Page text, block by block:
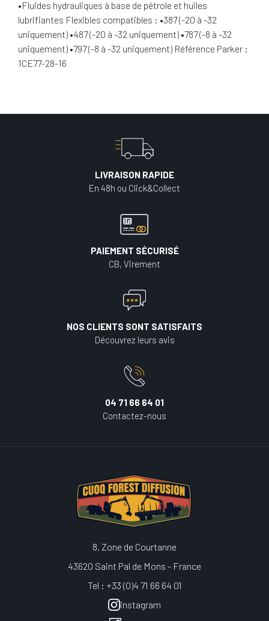
•Fluides hydrauliques à base de pétrole et huiles
lubrifiantes Flexibles compatibles : •387 (-20 à -32
uniquement) •487 (-20 à -32 uniquement) •787 (-8 à -32
uniquement) •797 (-8 à -32 uniquement) Référence Parker :
1CE77-28-16
LIVRAISON RAPIDE
En 48h ou Click&Collect
PAIEMENT SÉCURISÉ
CB, Virement
NOS CLIENTS SONT SATISFAITS
Découvrez leurs avis
04 71 66 64 01
Contactez-nous
8, Zone de Courtanne
43620 Saint Pal de Mons - France
Tel : +33 (0)4 71 66 64 01
instagram